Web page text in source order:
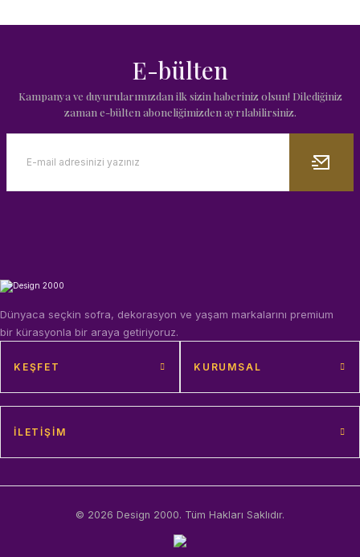
E-bülten
Kampanya ve duyurularımızdan ilk sizin haberiniz olsun! Dilediğiniz
zaman e-bülten aboneliğimizden ayrılabilirsiniz.
Dünyaca seçkin sofra, dekorasyon ve yaşam markalarını premium
bir kürasyonla bir araya getiriyoruz.
KEŞFET KURUMSAL
İLETIŞIM
© 2026 Design 2000. Tüm Hakları Saklıdır.